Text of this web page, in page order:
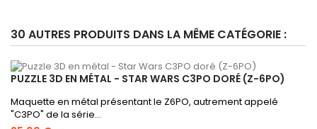
30 AUTRES PRODUITS DANS LA MÊME CATÉGORIE :
PUZZLE 3D EN MÉTAL - STAR WARS C3PO DORÉ (Z-6PO)
Maquette en métal présentant le Z6PO, autrement appelé
"C3PO" de la série...